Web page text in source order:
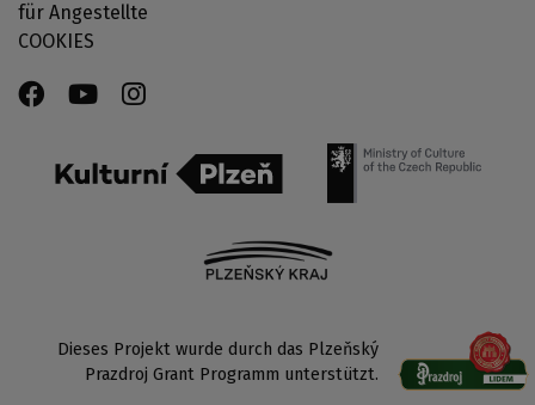
für Angestellte
COOKIES
Dieses Projekt wurde durch das Plzeňský
Prazdroj Grant Programm unterstützt.